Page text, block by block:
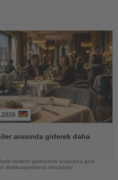
arasında giderek daha
otellerin gastronomi anlayışına göre
destinasyonlarına dönüşüyor